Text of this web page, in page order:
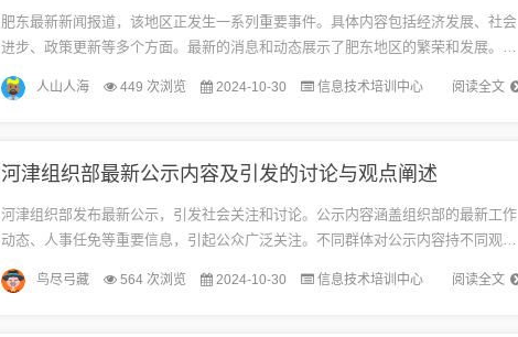
肥东最新新闻报道，该地区正发生一系列重要事件。具体内容包括经济发展、社会
进步、政策更新等多个方面。最新的消息和动态展示了肥东地区的繁荣和发展。关
注肥东新闻，了解当地最新动态，对于了解该地区的发展状况具有重要意义。重
大...
阅读全文
人山人海 449 次浏览 2024-10-30 信息技术培训中心
河津组织部最新公示内容及引发的讨论与观点阐述
河津组织部发布最新公示，引发社会关注和讨论。公示内容涵盖组织部的最新工作
动态、人事任免等重要信息，引起公众广泛关注。不同群体对公示内容持不同观
点，有人支持组织部的决定，认为其公正、透明；也有人提出意见和建议，希望组
织...
阅读全文
鸟尽弓藏 564 次浏览 2024-10-30 信息技术培训中心